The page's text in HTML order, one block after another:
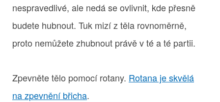
nespravedlivé, ale nedá se ovlivnit, kde přesně
budete hubnout. Tuk mizí z těla rovnoměrně,
proto nemůžete zhubnout právě v té a té partii.
Zpevněte tělo pomocí rotany. Rotana je skvělá
na zpevnění břicha.